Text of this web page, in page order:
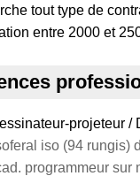
tout type de
entre 2000 et
projeteur /
iso (94 rungis)
programmeur sur